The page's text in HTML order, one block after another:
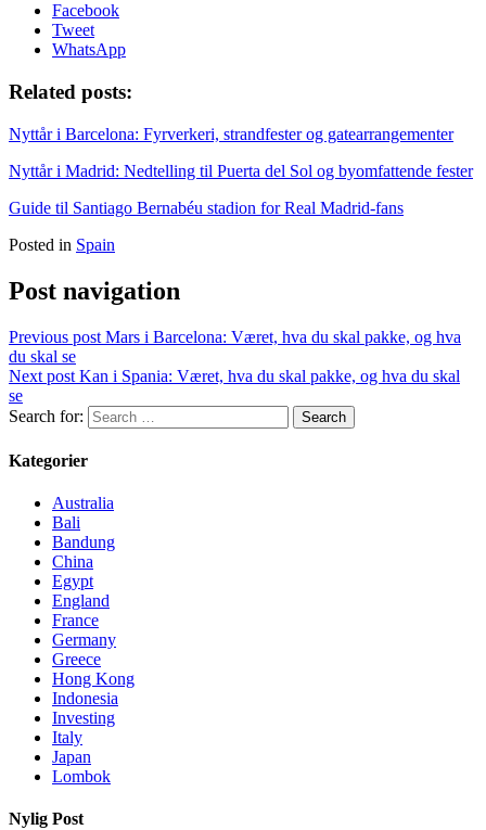
Facebook
Tweet
WhatsApp
Related posts:
Nyttår i Barcelona: Fyrverkeri, strandfester og gatearrangementer
Nyttår i Madrid: Nedtelling til Puerta del Sol og byomfattende fester
Guide til Santiago Bernabéu stadion for Real Madrid-fans
Posted in Spain
Post navigation
Previous post Mars i Barcelona: Været, hva du skal pakke, og hva
du skal se
Next post Kan i Spania: Været, hva du skal pakke, og hva du skal
se
Search for:
Kategorier
Australia
Bali
Bandung
China
Egypt
England
France
Germany
Greece
Hong Kong
Indonesia
Investing
Italy
Japan
Lombok
Nylig Post